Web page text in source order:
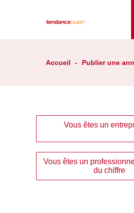
Accueil - Publier une
Vous êtes un
Vous êtes un
du chiffre